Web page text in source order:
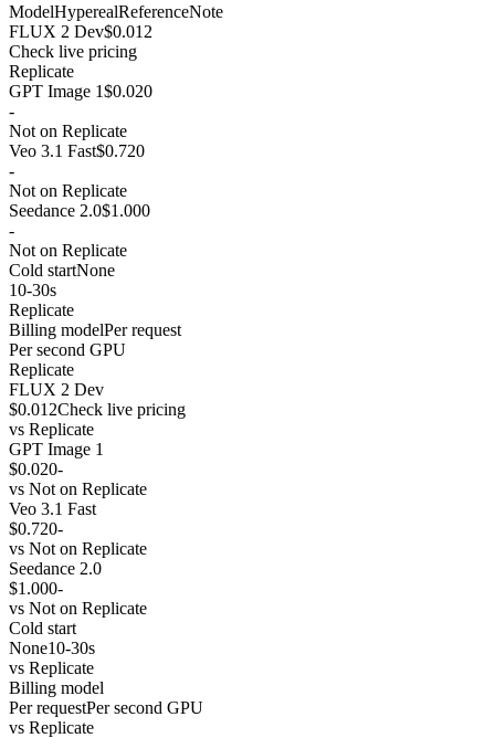
ModelHyperealReferenceNote
FLUX 2 Dev$0.012
Check live pricing
Replicate
GPT Image 1$0.020
-
Not on Replicate
Veo 3.1 Fast$0.720
-
Not on Replicate
Seedance 2.0$1.000
-
Not on Replicate
Cold startNone
10-30s
Replicate
Billing modelPer request
Per second GPU
Replicate
FLUX 2 Dev
$0.012Check live pricing
vs Replicate
GPT Image 1
$0.020-
vs Not on Replicate
Veo 3.1 Fast
$0.720-
vs Not on Replicate
Seedance 2.0
$1.000-
vs Not on Replicate
Cold start
None10-30s
vs Replicate
Billing model
Per requestPer second GPU
vs Replicate